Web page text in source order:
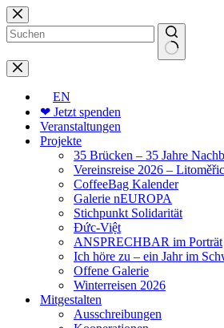
Zum
Inhalt
springen
Keine
Ergebnisse
EN
❤ Jetzt spenden
Veranstaltungen
Projekte
35 Brücken – 35 Jahre
Vereinsreise 2026 –
CoffeeBag Kalender
Galerie nEUROPA
Stichpunkt Solidarität
Đức-Việt
ANSPRECHBAR im Porträt
Ich höre zu – ein Jahr im
Offene Galerie
Winterreisen 2026
Mitgestalten
Ausschreibungen